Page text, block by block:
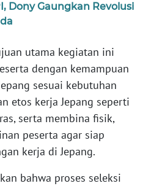
Dony Gaungkan Revolusi
utama kegiatan ini
dengan kemampuan
sesuai kebutuhan
etos kerja Jepang seperti
serta membina fisik,
peserta agar siap
kerja di Jepang.
bahwa proses seleksi